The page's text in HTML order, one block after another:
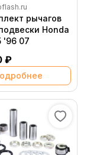
рычагов
Honda
'96 07
₽